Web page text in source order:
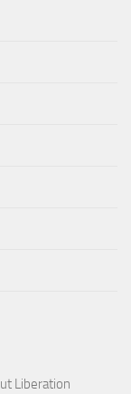
Liberation